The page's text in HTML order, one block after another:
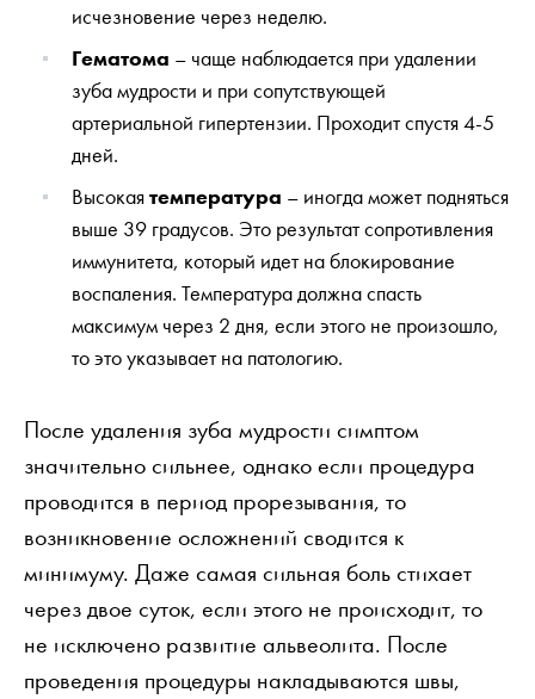
исчезновение через неделю.
Гематома – чаще наблюдается при удалении
зуба мудрости и при сопутствующей
артериальной гипертензии. Проходит спустя 4-5
дней.
Высокаятемпература – иногда может подняться
выше 39 градусов. Это результат сопротивления
иммунитета, который идет на блокирование
воспаления. Температура должна спасть
максимум через 2 дня, если этого не произошло,
то это указывает на патологию.
После удаления зуба мудрости симптом
значительно сильнее, однако если процедура
проводится в период прорезывания, то
возникновение осложнений сводится к
минимуму. Даже самая сильная боль стихает
через двое суток, если этого не происходит, то
не исключено развитие альвеолита. После
проведения процедуры накладываются швы,